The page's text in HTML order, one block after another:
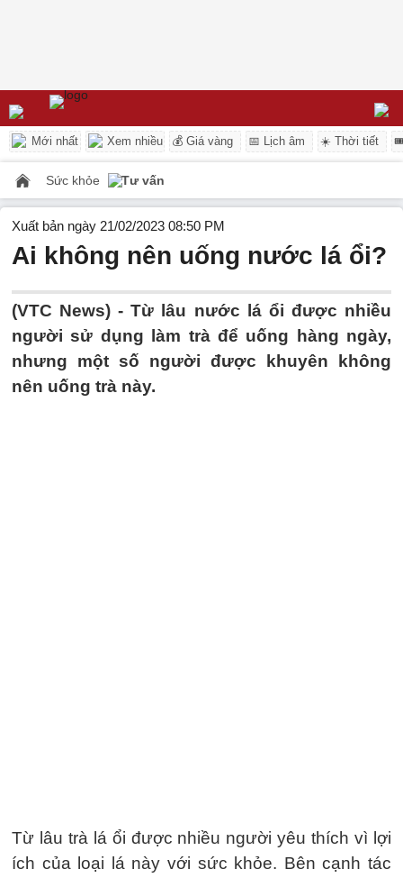
Mới nhất Xem nhiều 💰 Giá vàng 📅 Lịch âm ☀️ Thời tiết
Sức khỏe Tư vấn
Xuất bản ngày 21/02/2023 08:50 PM
Ai không nên uống nước lá ổi?
(VTC News) -Từ lâu nước lá ổi được nhiều
người sử dụng làm trà để uống hàng ngày,
nhưng một số người được khuyên không
nên uống trà này.
Từ lâu trà lá ổi được nhiều người yêu thích vì lợi
ích của loại lá này với sức khỏe. Bên cạnh tác